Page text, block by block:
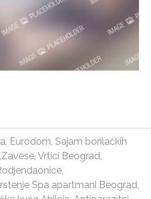
Eurodom Sajam borilačkih
Zavese, Vrtici Beograd
,
Spa apartmani Beograd